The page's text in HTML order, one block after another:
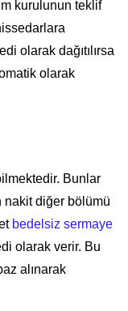
kurulunun teklif
olarak dağıtılırsa
olarak
Bunlar
nakit diğer bölümü
bedelsiz sermaye
olarak verir. Bu
alınarak